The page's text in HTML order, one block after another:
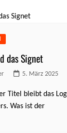
das Signet
5. März 2025
Titel bleibt das
Was ist der